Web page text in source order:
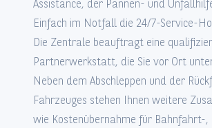
Assistance, der Pannen- und
Einfach im Notfall die 24/7-Service-
Die Zentrale beauftragt eine
Partnerwerkstatt, die Sie vor Ort
Neben dem Abschleppen und der
Fahrzeuges stehen Ihnen weitere
wie Kostenübernahme für Bahnfahrt-,